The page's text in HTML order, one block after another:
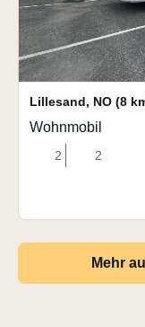
Lillesand, NO (8
Wohnmobil
2 2
Mehr